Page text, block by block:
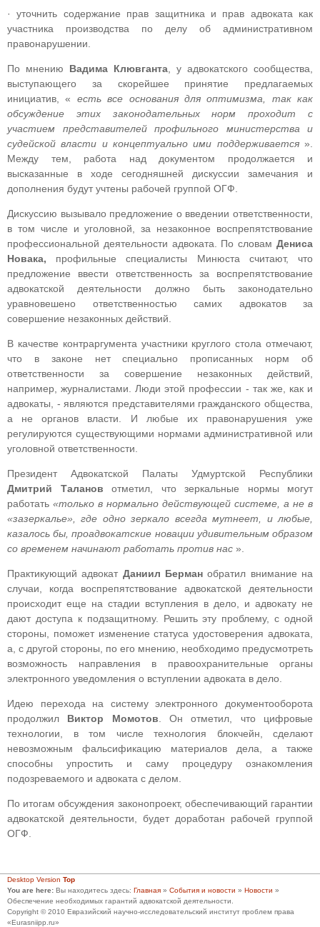
· уточнить содержание прав защитника и прав адвоката как
участника производства по делу об административном
правонарушении.
По мнению Вадима Клювганта , у адвокатского сообщества,
выступающего за скорейшее принятие предлагаемых
инициатив, « есть все основания для оптимизма, так как
обсуждение этих законодательных норм проходит с
участием представителей профильного министерства и
судейской власти и концептуально ими поддерживается ».
Между тем, работа над документом продолжается и
высказанные в ходе сегодняшней дискуссии замечания и
дополнения будут учтены рабочей группой ОГФ.
Дискуссию вызывало предложение о введении ответственности,
в том числе и уголовной, за незаконное воспрепятствование
профессиональной деятельности адвоката. По словам Дениса
Новака, профильные специалисты Минюста считают, что
предложение ввести ответственность за воспрепятствование
адвокатской деятельности должно быть законодательно
уравновешено ответственностью самих адвокатов за
совершение незаконных действий.
В качестве контраргумента участники круглого стола отмечают,
что в законе нет специально прописанных норм об
ответственности за совершение незаконных действий,
например, журналистами. Люди этой профессии - так же, как и
адвокаты, - являются представителями гражданского общества,
а не органов власти. И любые их правонарушения уже
регулируются существующими нормами административной или
уголовной ответственности.
Президент Адвокатской Палаты Удмуртской Республики
Дмитрий Таланов отметил, что зеркальные нормы могут
работать «только в нормально действующей системе, а не в
«зазеркалье», где одно зеркало всегда мутнеет, и любые,
казалось бы, проадвокатские новации удивительным образом
со временем начинают работать против нас ».
Практикующий адвокат Даниил Берман обратил внимание на
случаи, когда воспрепятствование адвокатской деятельности
происходит еще на стадии вступления в дело, и адвокату не
дают доступа к подзащитному. Решить эту проблему, с одной
стороны, поможет изменение статуса удостоверения адвоката,
а, с другой стороны, по его мнению, необходимо предусмотреть
возможность направления в правоохранительные органы
электронного уведомления о вступлении адвоката в дело.
Идею перехода на систему электронного документооборота
продолжил Виктор Момотов . Он отметил, что цифровые
технологии, в том числе технология блокчейн, сделают
невозможным фальсификацию материалов дела, а также
способны упростить и саму процедуру ознакомления
подозреваемого и адвоката с делом.
По итогам обсуждения законопроект, обеспечивающий гарантии
адвокатской деятельности, будет доработан рабочей группой
ОГФ.
Desktop Version Top
You are here: Вы находитесь здесь: Главная » События и новости » Новости »
Обеспечение необходимых гарантий адвокатской деятельности.
Copyright © 2010 Евразийский научно-исследовательский институт проблем права
«Eurasniipp.ru»